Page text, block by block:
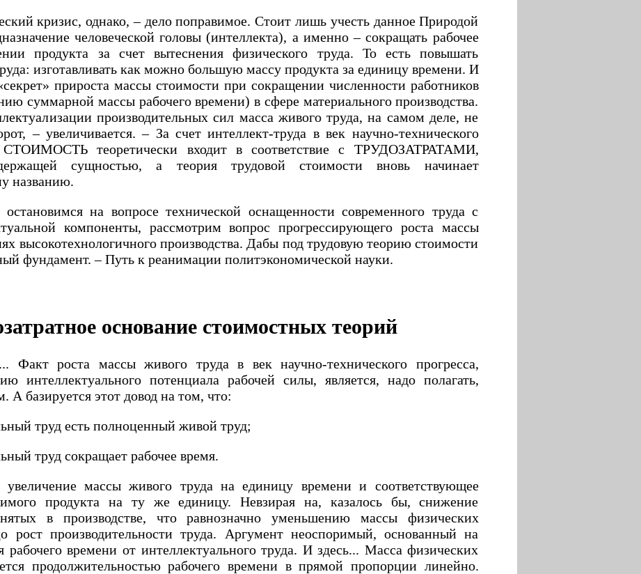
кризис, однако, – дело поправимое. Стоит лишь учесть данное Природой
человеческой головы (интеллекта), а именно – сокращать рабочее
продукта за счет вытеснения физического труда. То есть повышать
изготавливать как можно большую массу продукта за единицу времени. И
прироста массы стоимости при сокращении численности работников
суммарной массы рабочего времени) в сфере материального производства.
производительных сил масса живого труда, на самом деле, не
– увеличивается. – За счет интеллект-труда в век научно-технического
СТОИМОСТЬ теоретически входит в соответствие с ТРУДОЗАТРАТАМИ,
сущностью, а теория трудовой стоимости вновь начинает
названию.
на вопросе технической оснащенности современного труда с
компоненты, рассмотрим вопрос прогрессирующего роста массы
высокотехнологичного производства. Дабы под трудовую теорию стоимости
фундамент. – Путь к реанимации политэкономической науки.
основание стоимостных теорий
Факт роста массы живого труда в век научно-технического прогресса,
интеллектуального потенциала рабочей силы, является, надо полагать,
А базируется этот довод на том, что:
труд есть полноценный живой труд;
труд сокращает рабочее время.
увеличение массы живого труда на единицу времени и соответствующее
продукта на ту же единицу. Невзирая на, казалось бы, снижение
в производстве, что равнозначно уменьшению массы физических
рост производительности труда. Аргумент неоспоримый, основанный на
времени от интеллектуального труда. И здесь... Масса физических
продолжительностью рабочего времени в прямой пропорции линейно.